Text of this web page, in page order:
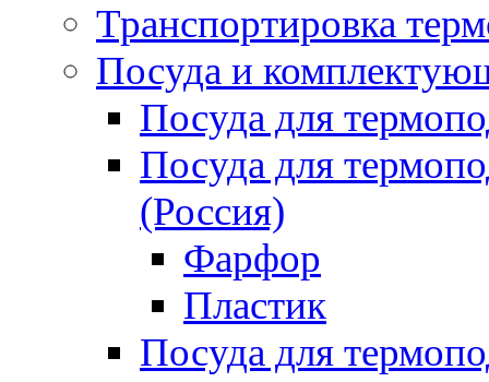
Транспортировка
Посуда и
Посуда для
Посуда для
(Россия)
Фарфор
Пластик
Посуда для